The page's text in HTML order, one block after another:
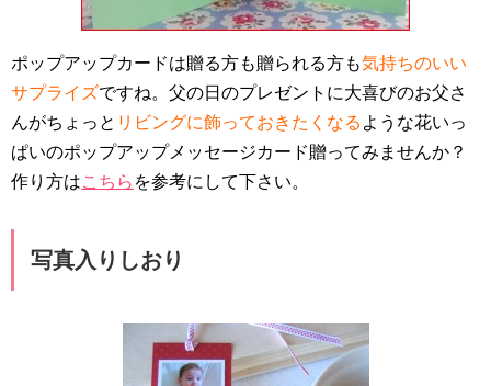
ポップアップカードは贈る方も贈られる方も気持ちのいい
サプライズですね。父の日のプレゼントに大喜びのお父さ
んがちょっと リビングに飾っておきたくなる ような花いっ
ぱいのポップアップメッセージカード贈ってみませんか？
作り方はこちら を参考にして下さい。
写真入りしおり